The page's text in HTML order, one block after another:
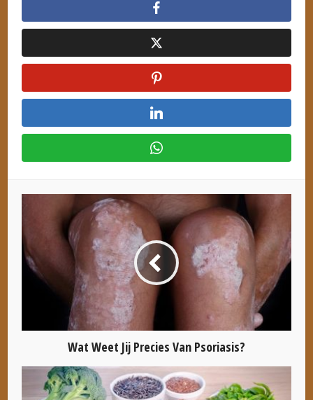
Wat Weet Jij Precies Van Psoriasis?